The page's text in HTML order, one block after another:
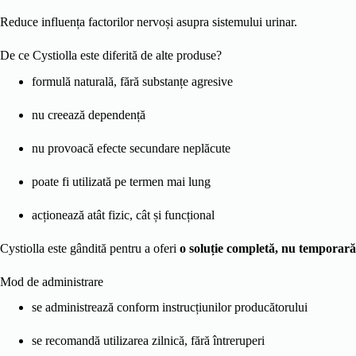
Reduce influența factorilor nervoși asupra sistemului urinar.
De ce Cystiolla este diferită de alte produse?
formulă naturală, fără substanțe agresive
nu creează dependență
nu provoacă efecte secundare neplăcute
poate fi utilizată pe termen mai lung
acționează atât fizic, cât și funcțional
Cystiolla este gândită pentru a oferi o soluție completă, nu temporară
Mod de administrare
se administrează conform instrucțiunilor producătorului
se recomandă utilizarea zilnică, fără întreruperi